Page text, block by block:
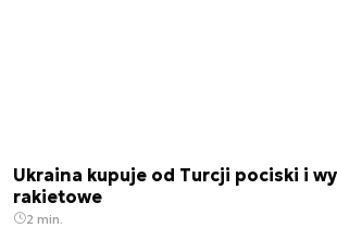
Ukraina kupuje od Turcji pociski i
rakietowe
2 min.